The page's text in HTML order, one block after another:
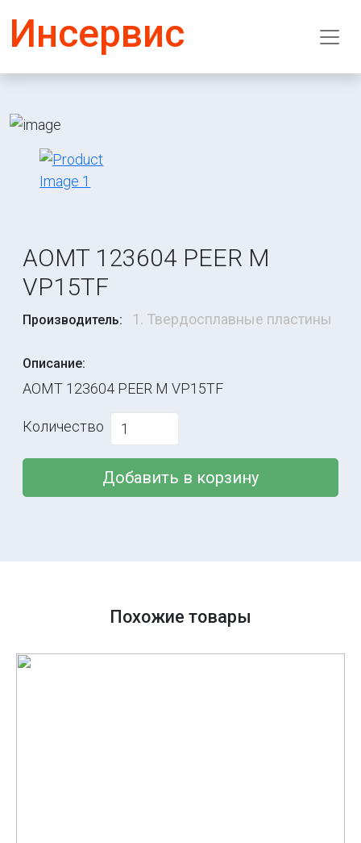
Инсервис
AOMT 123604 PEER M
VP15TF
Производитель: 1. Твердосплавные пластины
Описание:
AOMT 123604 PEER M VP15TF
Количество
Добавить в корзину
Похожие товары